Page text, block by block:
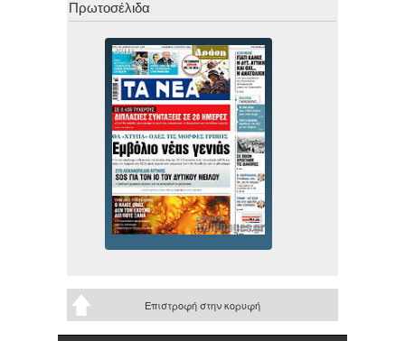
Πρωτοσέλιδα
Επιστροφή στην κορυφή